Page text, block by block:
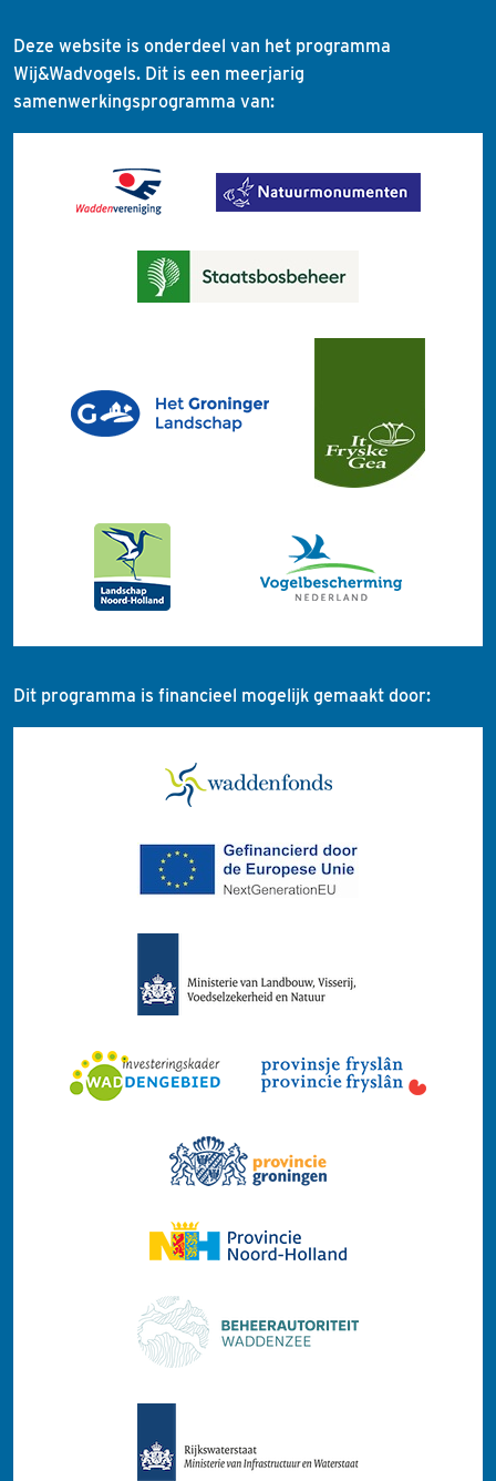
Deze website is onderdeel van het programma
Wij&Wadvogels. Dit is een meerjarig
samenwerkingsprogramma van:
Dit programma is financieel mogelijk gemaakt door: